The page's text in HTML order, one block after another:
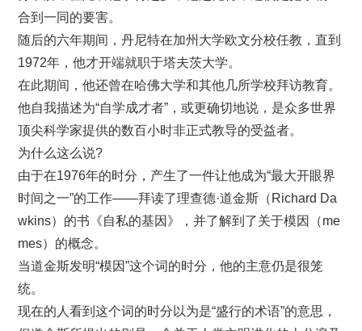
合到一同的要害。
随后的六年期间，丹尼特在加州大学欧文分校任教，直到
1972年，他才开端就职于塔夫茨大学。
在此期间，他还曾在哈佛大学和其他几所学校拜访教育。
他自我描述为“自学成才者”，或更确切地说，是众多世界
顶尖科学家提供的数百小时非正式教导的受益者。
为什么这么说?
由于在1976年的时分，产生了一件让他成为“最大开眼界
时间之一”的工作——拜读了理查德·道金斯（Richard Da
wkins）的书《自私的基因》，并了解到了关于模因（me
mes）的概念。
当道金斯发明“模因”这个词的时分，他的主意仍是很笼
统。
现在的人看到这个词的时分以为是“盛行的术语”的意思，